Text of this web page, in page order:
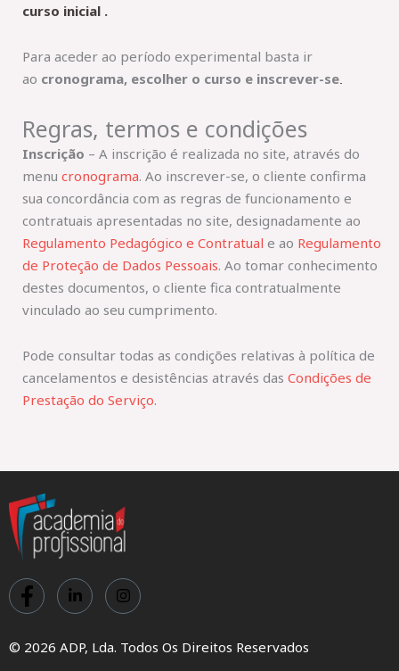
curso inicial .
Para aceder ao período experimental basta ir
ao cronograma, escolher o curso e inscrever-se
Regras, termos e condições
Inscrição – A inscrição é realizada no site, através do
menu cronograma. Ao inscrever-se, o cliente confirma
sua concordância com as regras de funcionamento e
contratuais apresentadas no site, designadamente ao
Regulamento Pedagógico e Contratual e ao Regulamento
de Proteção de Dados Pessoais. Ao tomar conhecimento
destes documentos, o cliente fica contratualmente
vinculado ao seu cumprimento.
Pode consultar todas as condições relativas à política de
cancelamentos e desistências através das Condições de
Prestação do Serviço.
© 2026 ADP, Lda. Todos Os Direitos Reservados